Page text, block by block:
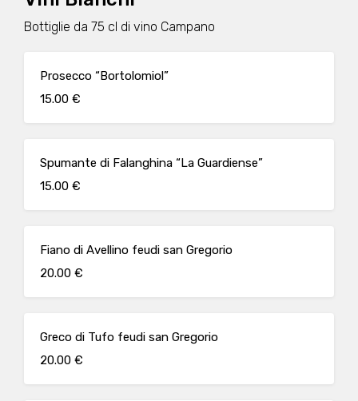
Bottiglie da 75 cl di vino Campano
Prosecco “Bortolomiol”
15.00 €
Spumante di Falanghina “La Guardiense”
15.00 €
Fiano di Avellino feudi san Gregorio
20.00 €
Greco di Tufo feudi san Gregorio
20.00 €